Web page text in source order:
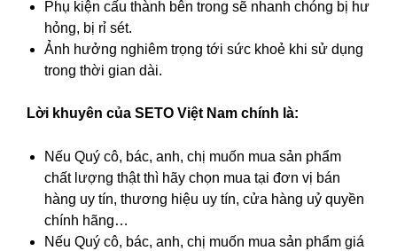
Phụ kiện cấu thành bên trong sẽ nhanh chóng bị hư
hỏng, bị rỉ sét.
Ảnh hưởng nghiêm trọng tới sức khoẻ khi sử dụng
trong thời gian dài.
Lời khuyên của SETO Việt Nam chính là:
Nếu Quý cô, bác, anh, chị muốn mua sản phẩm
chất lượng thật thì hãy chọn mua tại đơn vị bán
hàng uy tín, thương hiệu uy tín, cửa hàng uỷ quyền
chính hãng…
Nếu Quý cô, bác, anh, chị muốn mua sản phẩm giá